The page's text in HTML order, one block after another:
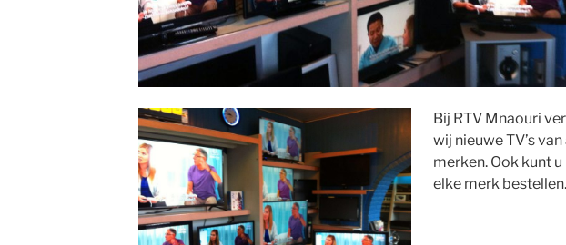
Bij RTV Mnaouri
wij nieuwe TV’s van
merken. Ook kunt u
elke merk bestellen.